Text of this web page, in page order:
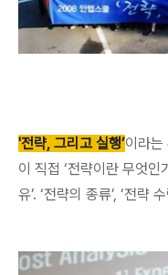
'전략, 그리고 실행’이라는
이 직접 ‘전략이란 무엇인
유’. ‘전략의 종류’, ‘전략